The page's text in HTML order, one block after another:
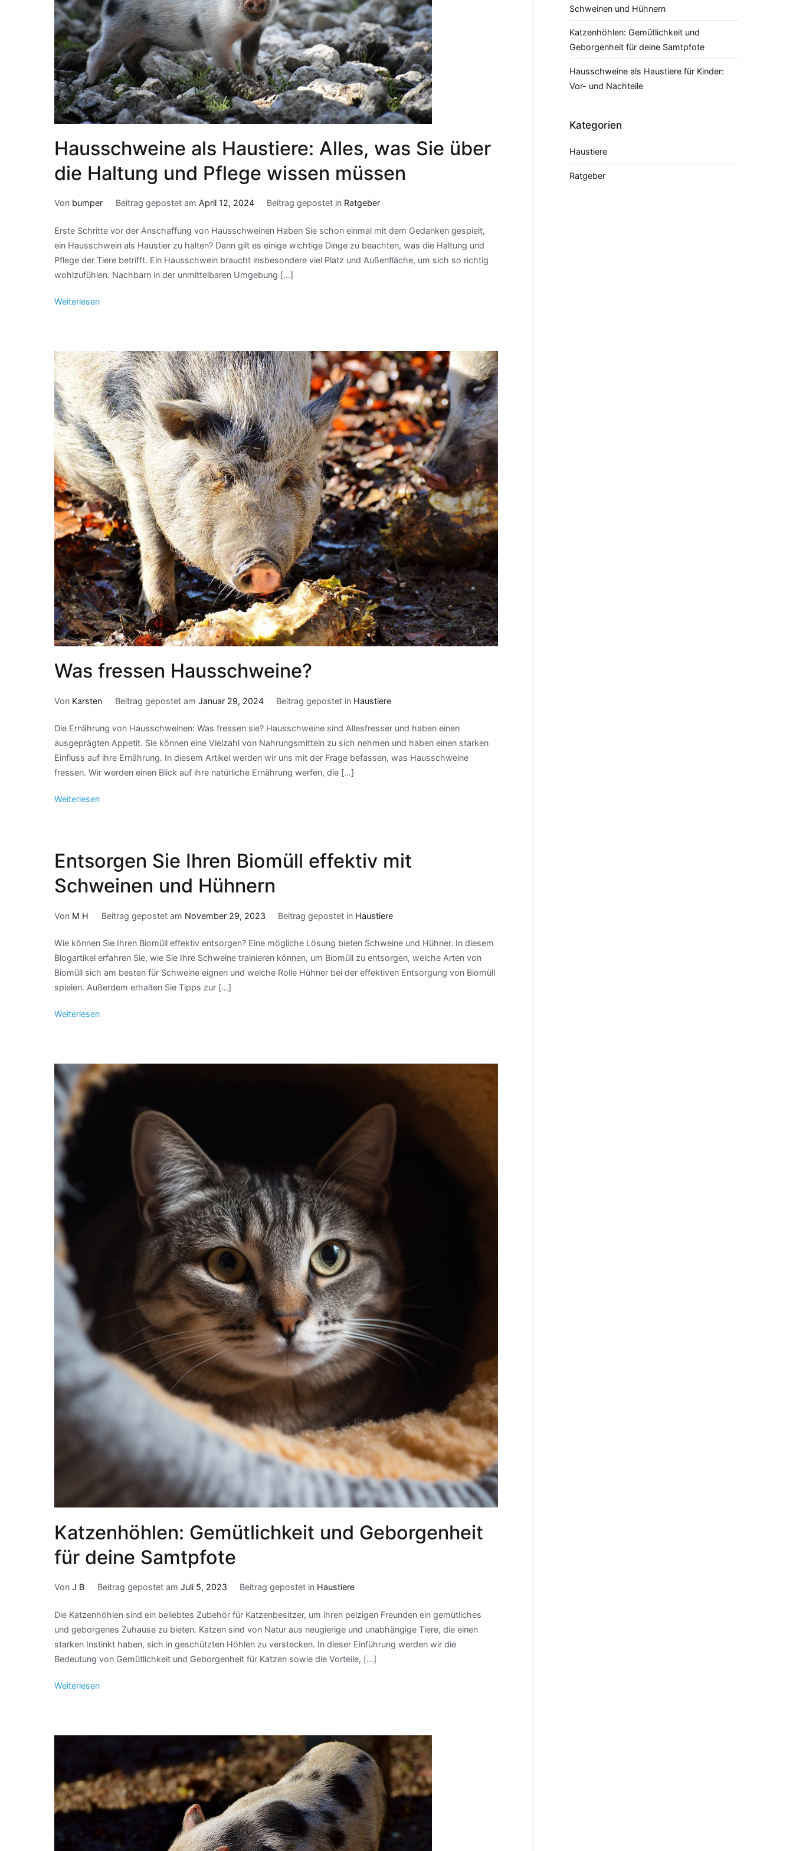
Hausschweine als Haustiere: Alles, was Sie über
die Haltung und Pflege wissen müssen
Von bumper Beitrag gepostet am April 12, 2024 Beitrag gepostet in Ratgeber
Erste Schritte vor der Anschaffung von Hausschweinen Haben Sie schon einmal mit dem Gedanken gespielt,
ein Hausschwein als Haustier zu halten? Dann gilt es einige wichtige Dinge zu beachten, was die Haltung und
Pflege der Tiere betrifft. Ein Hausschwein braucht insbesondere viel Platz und Außenfläche, um sich so richtig
wohlzufühlen. Nachbarn in der unmittelbaren Umgebung […]
Weiterlesen
Was fressen Hausschweine?
Von Karsten Beitrag gepostet am Januar 29, 2024 Beitrag gepostet in Haustiere
Die Ernährung von Hausschweinen: Was fressen sie? Hausschweine sind Allesfresser und haben einen
ausgeprägten Appetit. Sie können eine Vielzahl von Nahrungsmitteln zu sich nehmen und haben einen starken
Einfluss auf ihre Ernährung. In diesem Artikel werden wir uns mit der Frage befassen, was Hausschweine
fressen. Wir werden einen Blick auf ihre natürliche Ernährung werfen, die […]
Weiterlesen
Entsorgen Sie Ihren Biomüll effektiv mit
Schweinen und Hühnern
Von M H Beitrag gepostet am November 29, 2023 Beitrag gepostet in Haustiere
Wie können Sie Ihren Biomüll effektiv entsorgen? Eine mögliche Lösung bieten Schweine und Hühner. In diesem
Blogartikel erfahren Sie, wie Sie Ihre Schweine trainieren können, um Biomüll zu entsorgen, welche Arten von
Biomüll sich am besten für Schweine eignen und welche Rolle Hühner bei der effektiven Entsorgung von Biomüll
spielen. Außerdem erhalten Sie Tipps zur […]
Weiterlesen
Katzenhöhlen: Gemütlichkeit und Geborgenheit
für deine Samtpfote
Von J B Beitrag gepostet am Juli 5, 2023 Beitrag gepostet in Haustiere
Die Katzenhöhlen sind ein beliebtes Zubehör für Katzenbesitzer, um ihren pelzigen Freunden ein gemütliches
und geborgenes Zuhause zu bieten. Katzen sind von Natur aus neugierige und unabhängige Tiere, die einen
starken Instinkt haben, sich in geschützten Höhlen zu verstecken. In dieser Einführung werden wir die
Bedeutung von Gemütlichkeit und Geborgenheit für Katzen sowie die Vorteile, […]
Weiterlesen
Schweinen und Hühnern
Katzenhöhlen: Gemütlichkeit und
Geborgenheit für deine Samtpfote
Hausschweine als Haustiere für Kinder:
Vor- und Nachteile
Kategorien
Haustiere
Ratgeber